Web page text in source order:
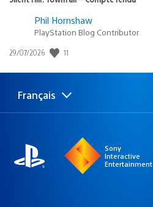
Phil Hornshaw
PlayStation Blog Contributor
Date
publication
29/07/2026 11
Choisir
Région
Français
Sony
Interactive
Entertainment